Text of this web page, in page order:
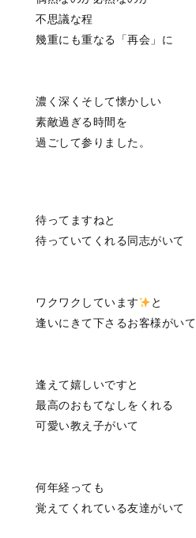
不思議な程
幾重にも重なる「再会」に
濃く深くそして懐かしい
素敵過ぎる時間を
過ごして参りました。
待ってますねと
待っていてくれる同志がいて
ワクワクしています
と
逢いにきて下さるお客様がいて
逢えて嬉しいですと
最高のおもてなしをくれる
可愛い教え子がいて
何年経っても
覚えてくれている友達がいて